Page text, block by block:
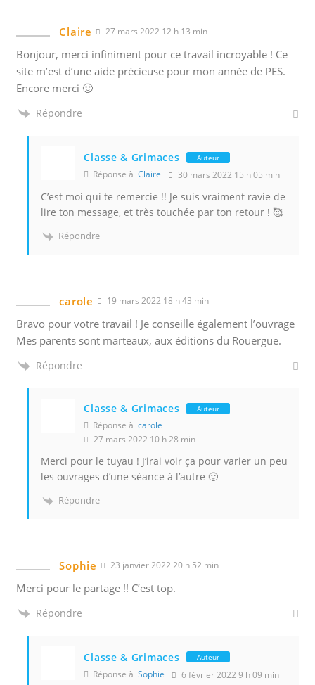
Claire 27 mars 2022 12 h 13 min
Bonjour, merci infiniment pour ce travail incroyable ! Ce
site m’est d’une aide précieuse pour mon année de PES.
Encore merci 🙂
Répondre
Classe & Grimaces Auteur
Réponse àClaire 30 mars 2022 15 h 05 min
C’est moi qui te remercie !! Je suis vraiment ravie de
lire ton message, et très touchée par ton retour ! 🥰
Répondre
carole 19 mars 2022 18 h 43 min
Bravo pour votre travail ! Je conseille également l’ouvrage
Mes parents sont marteaux, aux éditions du Rouergue.
Répondre
Classe & Grimaces Auteur
Réponse àcarole
27 mars 2022 10 h 28 min
Merci pour le tuyau ! J’irai voir ça pour varier un peu
les ouvrages d’une séance à l’autre 🙂
Répondre
Sophie 23 janvier 2022 20 h 52 min
Merci pour le partage !! C’est top.
Répondre
Classe & Grimaces Auteur
Réponse àSophie 6 février 2022 9 h 09 min